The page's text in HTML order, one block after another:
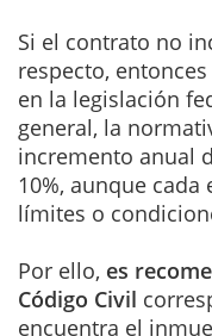
Si el contrato no
respecto,
en la legislación
general, la
incremento anual
10%, aunque
límites o
Por ello, es
Código Civil
encuentra el